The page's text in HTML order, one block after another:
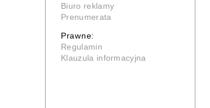
Biuro reklamy
Prenumerata
Prawne:
Regulamin
Klauzula informacyjna